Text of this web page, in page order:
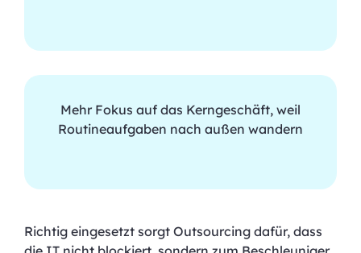
Mehr Fokus auf das Kerngeschäft, weil
Routineaufgaben nach außen wandern
Richtig eingesetzt sorgt Outsourcing dafür, dass